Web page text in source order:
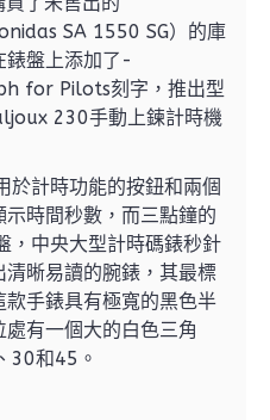
SA 1550 SG）的庫
錶盤上添加了-
for Pilots刻字，推出型
230手動上鍊計時機
計時功能的按鈕和兩個
時間秒數，而三點鐘的
，中央大型計時碼錶秒針
晰易讀的腕錶，其最標
手錶具有極寬的黑色半
有一個大的白色三角
30和45。